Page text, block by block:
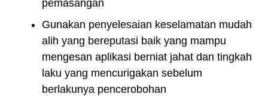
pemasangan
Gunakan penyelesaian keselamatan mudah
alih yang bereputasi baik yang mampu
mengesan aplikasi berniat jahat dan tingkah
laku yang mencurigakan sebelum
berlakunya pencerobohan